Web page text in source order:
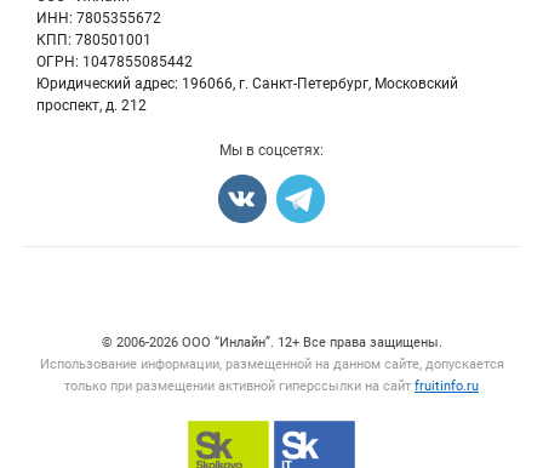
ИНН: 7805355672
КПП: 780501001
ОГРН: 1047855085442
Юридический адрес: 196066, г. Санкт-Петербург, Московский
проспект, д. 212
Мы в соцсетях:
© 2006‑2026 ООО “Инлайн”. 12+ Все права защищены.
Использование информации, размещенной на данном сайте, допускается
только при размещении активной гиперссылки на сайт fruitinfo.ru